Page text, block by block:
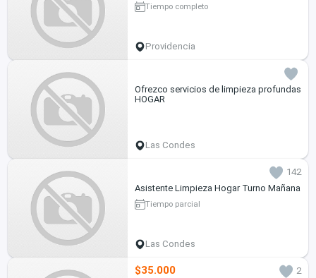
Tiempo completo
Providencia
Ofrezco servicios de limpieza profundas
HOGAR
Las Condes
142
Asistente Limpieza Hogar Turno Mañana
Tiempo parcial
Las Condes
$35.000
2